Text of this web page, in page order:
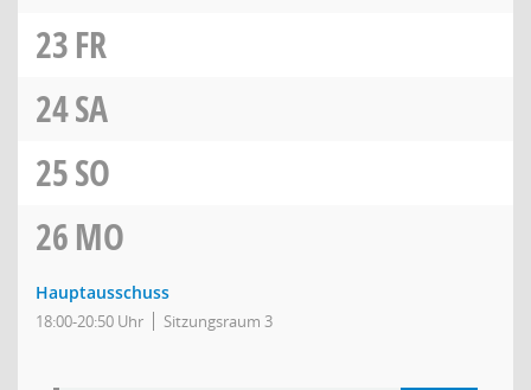
23FR
24SA
25SO
26MO
Hauptausschuss
18:00-20:50 Uhr Sitzungsraum 3